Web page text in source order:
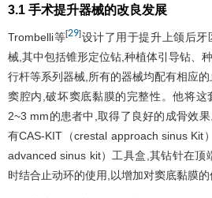
3.1 手术提升器械的改良发展
Trombelli等[29]设计了用于提升上颌后
械,其中包括锥形定位钻,种植体引导钻、
行杆等系列器械,所有的器械均配有相应
窦腔内,破坏窦底黏膜的完整性。他将
2~3 mm的患者中,取得了良好的成骨效
有CAS-KIT（crestal approach sinus Kit
advanced sinus kit）工具盒,其钻针在顶
时结合止动环的使用,以增加对窦底黏膜的